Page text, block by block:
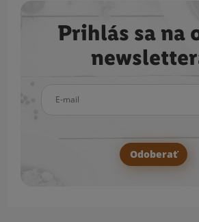
Prihlás sa na
Odoberať